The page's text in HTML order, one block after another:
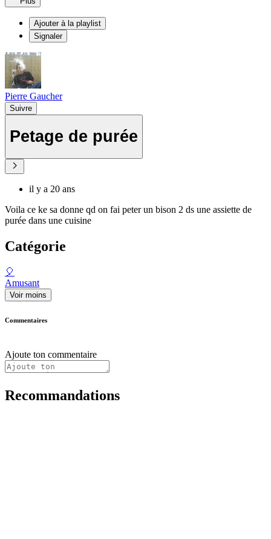
Ajouter à la playlist
Signaler
Pierre Gaucher
Suivre
Petage de purée
il y a 20 ans
Voila ce ke sa donne qd on fai peter un bison 2 ds une assiette de
purée dans une cuisine
Catégorie
🎈
Amusant
Voir moins
Commentaires
Ajoute ton commentaire
Recommandations